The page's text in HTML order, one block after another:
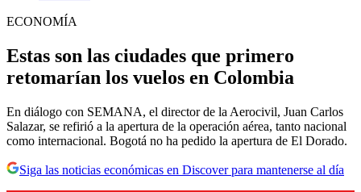
ECONOMÍA
Estas son las ciudades que primero
retomarían los vuelos en Colombia
En diálogo con SEMANA, el director de la Aerocivil, Juan Carlos
Salazar, se refirió a la apertura de la operación aérea, tanto nacional
como internacional. Bogotá no ha pedido la apertura de El Dorado.
Siga las noticias económicas en Discover para mantenerse al día